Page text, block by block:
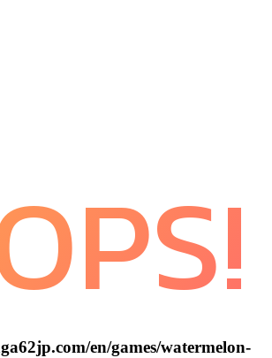
en/games/watermelon-